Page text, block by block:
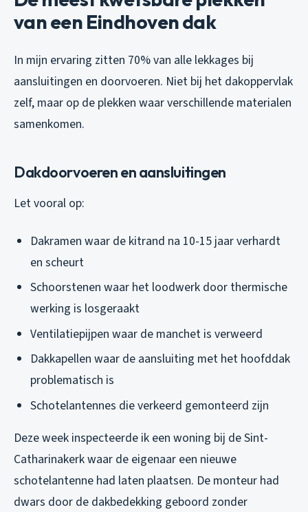
van een Eindhoven dak
In mijn ervaring zitten 70% van alle lekkages bij
aansluitingen en doorvoeren. Niet bij het dakoppervlak
zelf, maar op de plekken waar verschillende materialen
samenkomen.
Dakdoorvoeren en aansluitingen
Let vooral op:
Dakramen waar de kitrand na 10-15 jaar verhardt
en scheurt
Schoorstenen waar het loodwerk door thermische
werking is losgeraakt
Ventilatiepijpen waar de manchet is verweerd
Dakkapellen waar de aansluiting met het hoofddak
problematisch is
Schotelantennes die verkeerd gemonteerd zijn
Deze week inspecteerde ik een woning bij de Sint-
Catharinakerk waar de eigenaar een nieuwe
schotelantenne had laten plaatsen. De monteur had
dwars door de dakbedekking geboord zonder